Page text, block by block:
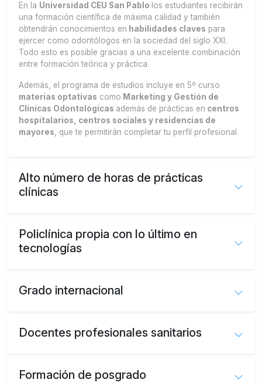
En la Universidad CEU San Pablo los estudiantes recibirán
una formación científica de máxima calidad y también
obtendrán conocimientos en habilidades claves para
ejercer como odontólogos en la sociedad del siglo XXI.
Todo esto es posible gracias a una excelente combinación
entre formación teórica y práctica.
Además, el programa de estudios incluye en 5º curso
materias optativas como Marketing y Gestión de
Clínicas Odontológicas además de prácticas en centros
hospitalarios, centros sociales y residencias de
mayores, que te permitirán completar tu perfil profesional.
Alto número de horas de prácticas
clínicas
Policlínica propia con lo último en
tecnologías
Grado internacional
Docentes profesionales sanitarios
Formación de posgrado